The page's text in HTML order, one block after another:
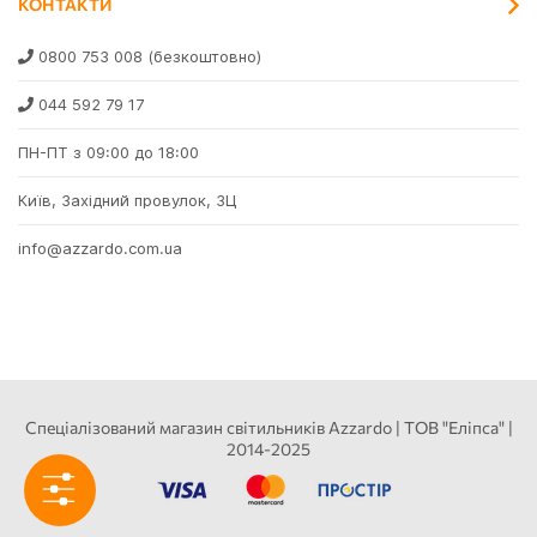
КОНТАКТИ
0800 753 008 (безкоштовно)
044 592 79 17
ПН-ПТ з 09:00 до 18:00
Київ, Західний провулок, 3Ц
info@azzardo.com.ua
Спеціалізований магазин світильників Azzardo | ТОВ "Еліпса" |
2014-2025